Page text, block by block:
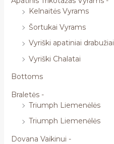
Kelnaitės Vyrams
Šortukai Vyrams
Vyriški apatiniai drabužiai
Vyriški Chalatai
Bottoms
Braletės -
Triumph Liemenėlės
Triumph Liemenėlės
Dovana Vaikinui -